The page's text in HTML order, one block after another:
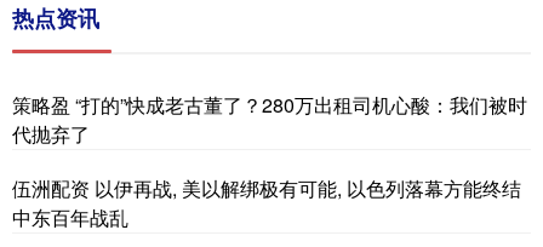
热点资讯
策略盈 “打的”快成老古董了？280万出租司机心酸：我们被时
代抛弃了
伍洲配资 以伊再战, 美以解绑极有可能, 以色列落幕方能终结
中东百年战乱